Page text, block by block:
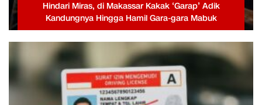
Hindari Miras, di Makassar Kakak ‘Garap’ Adik
Kandungnya Hingga Hamil Gara-gara Mabuk